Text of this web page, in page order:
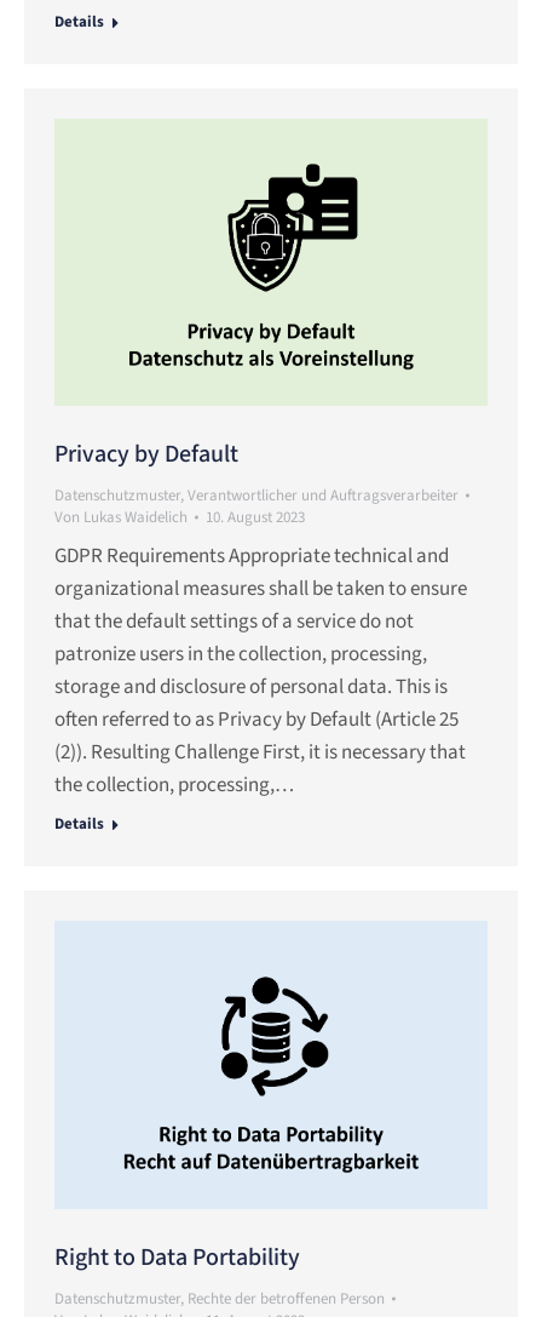
Details
Privacy by Default
Datenschutzmuster,Verantwortlicher und Auftragsverarbeiter
Von Lukas Waidelich 10. August 2023
GDPR Requirements Appropriate technical and
organizational measures shall be taken to ensure
that the default settings of a service do not
patronize users in the collection, processing,
storage and disclosure of personal data. This is
often referred to as Privacy by Default (Article 25
(2)). Resulting Challenge First, it is necessary that
the collection, processing,…
Details
Right to Data Portability
Datenschutzmuster, Rechte der betroffenen Person